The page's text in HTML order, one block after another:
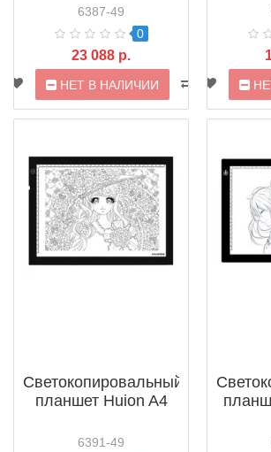
6387-49
0
23 088 р.
НЕТ В НАЛИЧИИ
Светокопировальный
планшет Huion A4
6391-49